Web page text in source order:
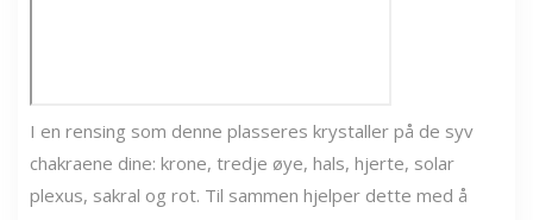
I en rensing som denne plasseres krystaller på de syv
chakraene dine: krone, tredje øye, hals, hjerte, solar
plexus, sakral og rot. Til sammen hjelper dette med å